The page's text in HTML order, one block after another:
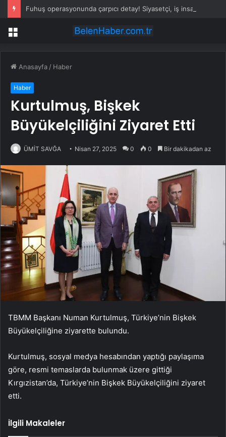
Menü
Anasayfa / Haber
Haber
Kurtulmuş, Bişkek
Büyükelçiliğini Ziyaret Etti
ÜMİT SAVĞA Nisan 27, 2025 0 0 Bir dakikadan az
TBMM Başkanı Numan Kurtulmuş, Türkiye’nin Bişkek
Büyükelçiliğine ziyarette bulundu.
Kurtulmuş, sosyal medya hesabından yaptığı paylaşıma
göre, resmi temaslarda bulunmak üzere gittiği
Kırgızistan’da, Türkiye’nin Bişkek Büyükelçiliğini ziyaret
etti.
İlgili Makaleler